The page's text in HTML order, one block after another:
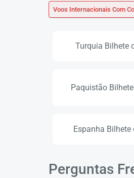
Voos Internacionais Com
Turquia Bilhete
Paquistão
Espanha Bilhete
Perguntas